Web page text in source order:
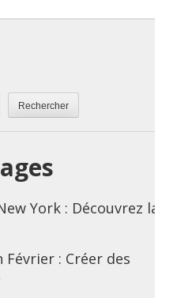
Rechercher
York : Découvrez la
Février : Créer des